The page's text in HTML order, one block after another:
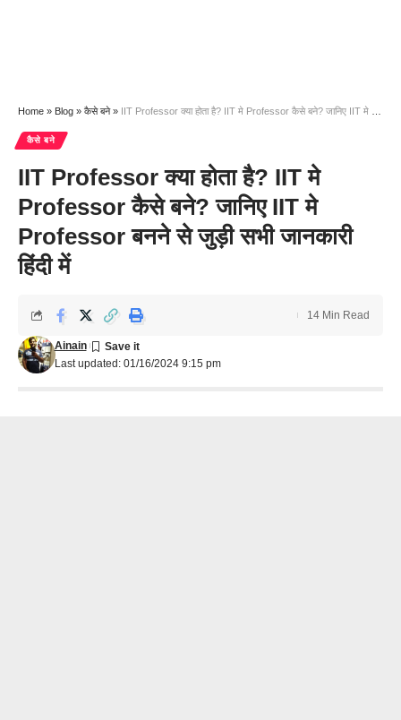
Home » Blog » कैसे बने» IIT Professor क्या होता है? IIT मे Professor कैसे बने? जानिए IIT मे Professor बनने से जुड़ी सभी जानकारी हिंदी में
कैसे बने
IIT Professor क्या होता है? IIT मे
Professor कैसे बने? जानिए IIT मे
Professor बनने से जुड़ी सभी जानकारी
हिंदी में
Last updated: 01/16/2024 9:15 pm
Ainain
14 Min Read